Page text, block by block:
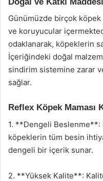
Günümüzde birçok köpek
ve koruyucular
odaklanarak, köpeklerin
İçeriğindeki doğal
sindirim sistemine zarar
sağlar.
Reflex Köpek Maması
1. **Dengeli Beslenme**:
köpeklerin tüm besin
dengeli bir içerik sunar.
2. **Yüksek Kalite**: